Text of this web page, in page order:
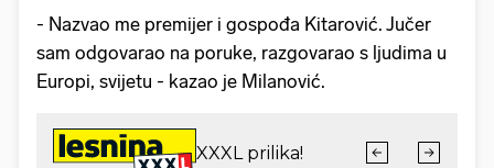
- Nazvao me premijer i gospođa Kitarović. Jučer
sam odgovarao na poruke, razgovarao s ljudima u
Europi, svijetu - kazao je Milanović.